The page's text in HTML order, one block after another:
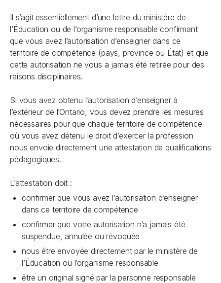
Il s’agit essentiellement d’une lettre du ministère de
l’Éducation ou de l’organisme responsable confirmant
que vous avez l’autorisation d’enseigner dans ce
territoire de compétence (pays, province ou État) et que
cette autorisation ne vous a jamais été retirée pour des
raisons disciplinaires.
Si vous avez obtenu l’autorisation d’enseigner à
l’extérieur de l’Ontario, vous devez prendre les mesures
nécessaires pour que chaque territoire de compétence
où vous avez détenu le droit d’exercer la profession
nous envoie directement une attestation de qualifications
pédagogiques.
L’attestation doit :
confirmer que vous avez l’autorisation d’enseigner
dans ce territoire de compétence
confirmer que votre autorisation n’a jamais été
suspendue, annulée ou révoquée
nous être envoyée directement par le ministère de
l’Éducation ou l’organisme responsable
être un original signé par la personne responsable